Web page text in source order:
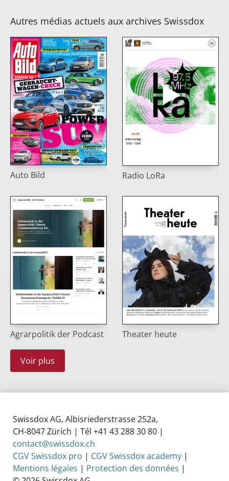
Autres médias actuels aux archives Swissdox
Auto Bild Radio LoRa
Agrarpolitik der Podcast Theater heute
Voir plus
Swissdox AG, Albisriederstrasse 252a,
CH‑8047 Zürich | Tél +41 43 288 30 80 |
contact@swissdox.ch
CGV Swissdox pro | CGV Swissdox academy |
Mentions légales | Protection des données |